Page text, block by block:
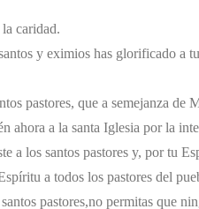
caridad.
y eximios has glorificado a
pastores, que a semejanza de
ahora a la santa Iglesia por la
a los santos pastores y, por tu
a todos los pastores del
pastores,no permitas que